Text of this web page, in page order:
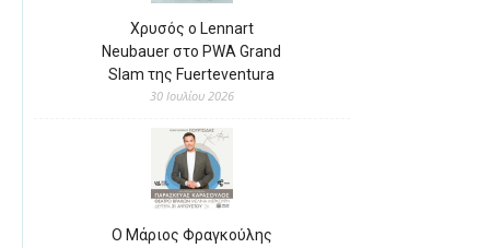
Χρυσός ο Lennart
Neubauer στο PWA Grand
Slam της Fuerteventura
30 Ιουλίου 2026
Ο Μάριος Φραγκούλης